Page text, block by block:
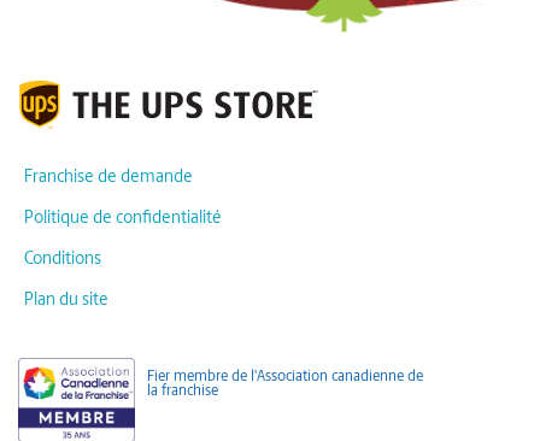
Franchise de demande
Politique de confidentialité
Conditions
Plan du site
Fier membre de l'Association canadienne de
la franchise